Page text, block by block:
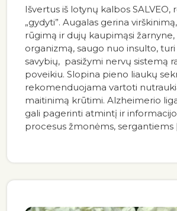
Išvertus iš lotynų kalbos SALVEO,
„gydyti”. Augalas gerina
rūgimą ir dujų kaupimąsi žarnyne,
organizmą, saugo nuo insulto,
savybių, pasižymi nervų sistemą
poveikiu. Slopina pieno liaukų
rekomenduojama vartoti
maitinimą krūtimi. Alzheimerio
gali pagerinti atmintį ir
procesus žmonėms, sergantiems